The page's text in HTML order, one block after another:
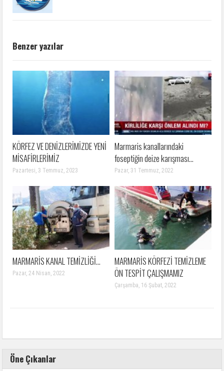
Benzer yazılar
KÖRFEZ VE DENİZLERİMİZDE YENİ
MİSAFİRLERİMİZ
Pazartesi, 3 Temmuz, 2023
Marmaris kanallarındaki
foseptiğin deize karışması…
Pazar, 31 Temmuz, 2022
MARMARİS KANAL TEMİZLİĞİ…
Pazar, 24 Nisan, 2022
MARMARİS KÖRFEZİ TEMİZLEME
ÖN TESPİT ÇALIŞMAMIZ
Çarşamba, 16 Şubat, 2022
Öne Çıkanlar